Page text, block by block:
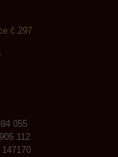
č.297
055
112